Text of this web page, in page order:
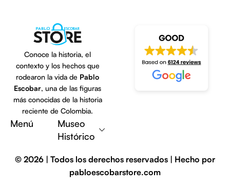
Conoce la historia, el
contexto y los hechos que
rodearon la vida de Pablo
Escobar, una de las figuras
más conocidas de la historia
reciente de Colombia.
Menú
Museo
Histórico
© 2026 | Todos los derechos reservados | Hecho por
pabloescobarstore.com